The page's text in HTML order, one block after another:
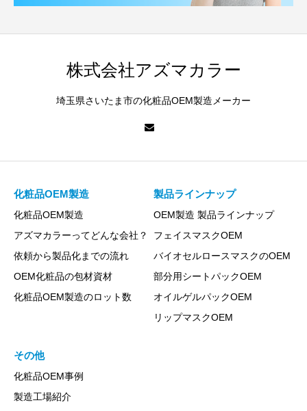
株式会社アズマカラー
埼玉県さいたま市の化粧品OEM製造メーカー
化粧品OEM製造
化粧品OEM製造
アズマカラーってどんな会社？
依頼から製品化までの流れ
OEM化粧品の包材資材
化粧品OEM製造のロット数
製品ラインナップ
OEM製造 製品ラインナップ
フェイスマスクOEM
バイオセルロースマスクのOEM
部分用シートパックOEM
オイルゲルパックOEM
リップマスクOEM
その他
化粧品OEM事例
製造工場紹介